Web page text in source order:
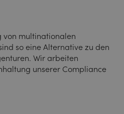
multinationalen
so eine Alternative zu den
Wir arbeiten
unserer Compliance